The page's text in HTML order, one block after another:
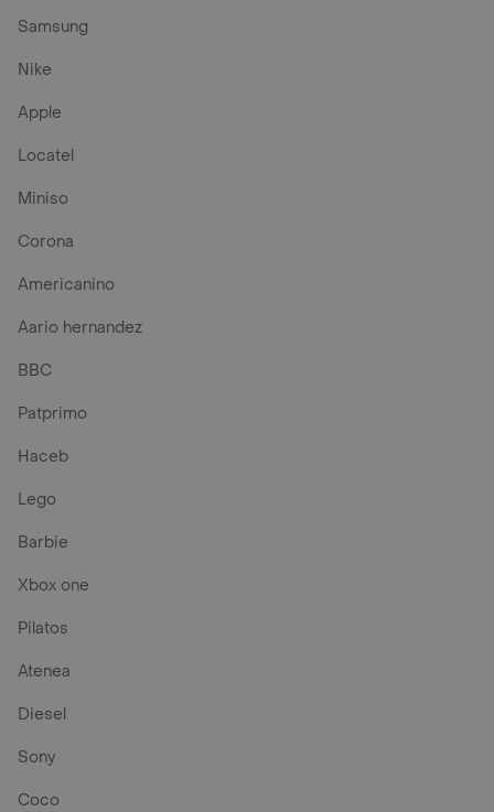
Samsung
Nike
Apple
Locatel
Miniso
Corona
Americanino
Aario hernandez
BBC
Patprimo
Haceb
Lego
Barbie
Xbox one
Pilatos
Atenea
Diesel
Sony
Coco